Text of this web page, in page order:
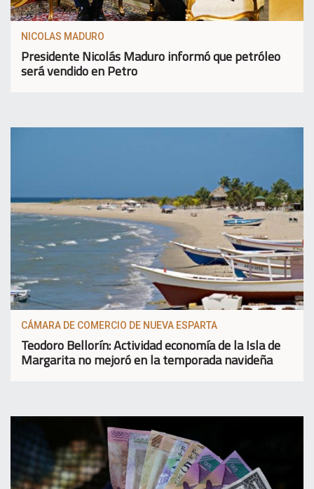
NICOLAS MADURO
Presidente Nicolás Maduro informó que petróleo
será vendido en Petro
CÁMARA DE COMERCIO DE NUEVA ESPARTA
Teodoro Bellorín: Actividad economía de la Isla de
Margarita no mejoró en la temporada navideña